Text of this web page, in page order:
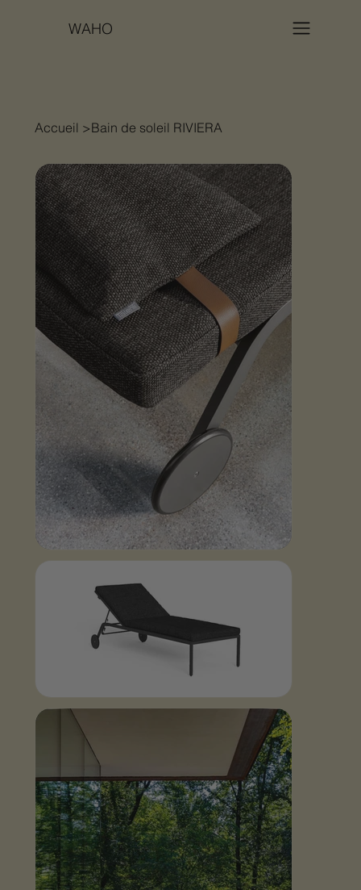
WAHO
Accueil >Bain de soleil RIVIERA